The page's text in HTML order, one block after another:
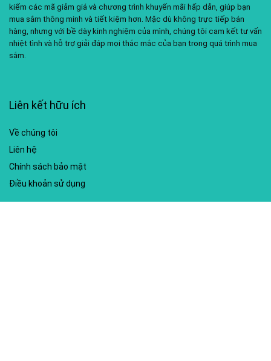
kiếm các mã giảm giá và chương trình khuyến mãi hấp dẫn, giúp bạn
mua sắm thông minh và tiết kiệm hơn. Mặc dù không trực tiếp bán
hàng, nhưng với bề dày kinh nghiệm của mình, chúng tôi cam kết tư vấn
nhiệt tình và hỗ trợ giải đáp mọi thắc mắc của bạn trong quá trình mua
sắm.
Liên kết hữu ích
Về chúng tôi
Liên hệ
Chính sách bảo mật
Điều khoản sử dụng